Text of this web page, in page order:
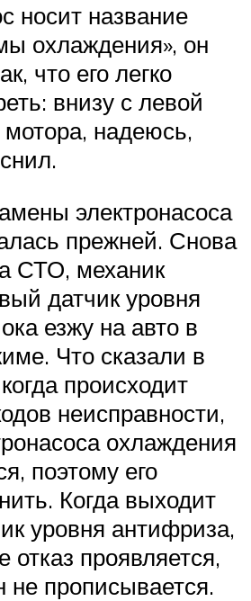
носит название
охлаждения», он
что его легко
внизу с левой
надеюсь,
электронасоса
прежней. Снова
СТО, механик
датчик уровня
езжу на авто в
Что сказали в
происходит
неисправности,
охлаждения
поэтому его
Когда выходит
уровня антифриза,
отказ проявляется,
не прописывается.